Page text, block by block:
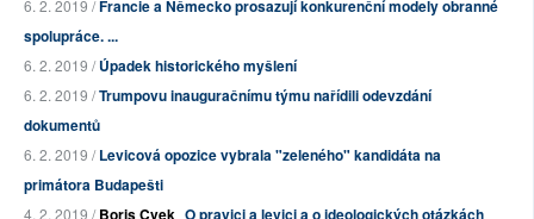
6. 2. 2019 /Francie a Německo prosazují konkurenční modely obranné
spolupráce. ...
6. 2. 2019 /Úpadek historického myšlení
6. 2. 2019 /Trumpovu inauguračnímu týmu nařídili odevzdání
dokumentů
6. 2. 2019 /Levicová opozice vybrala "zeleného" kandidáta na
primátora Budapešti
4. 2. 2019 /Boris Cvek O pravici a levici a o ideologických otázkách